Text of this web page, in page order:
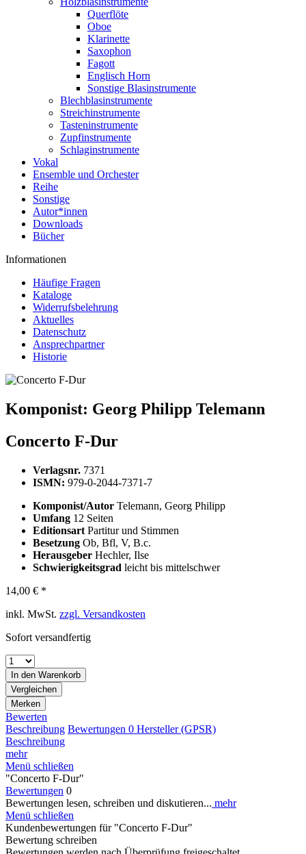
Querflöte
Oboe
Klarinette
Saxophon
Fagott
Englisch Horn
Sonstige Blasinstrumente
Blechblasinstrumente
Streichinstrumente
Tasteninstrumente
Zupfinstrumente
Schlaginstrumente
Vokal
Ensemble und Orchester
Reihe
Sonstige
Autor*innen
Downloads
Bücher
Informationen
Häufige Fragen
Kataloge
Widerrufsbelehrung
Aktuelles
Datenschutz
Ansprechpartner
Historie
Komponist: Georg Philipp Telemann
Concerto F-Dur
Verlagsnr. 7371
ISMN: 979-0-2044-7371-7
Komponist/Autor Telemann, Georg Philipp
Umfang 12 Seiten
Editionsart Partitur und Stimmen
Besetzung Ob, Bfl, V, B.c.
Herausgeber Hechler, Ilse
Schwierigkeitsgrad leicht bis mittelschwer
14,00 € *
inkl. MwSt. zzgl. Versandkosten
Sofort versandfertig
In den Warenkorb
Vergleichen
Merken
Bewerten
Beschreibung Bewertungen 0 Hersteller (GPSR)
Beschreibung
mehr
Menü schließen
"Concerto F-Dur"
Bewertungen 0
Bewertungen lesen, schreiben und diskutieren... mehr
Menü schließen
Kundenbewertungen für "Concerto F-Dur"
Bewertung schreiben